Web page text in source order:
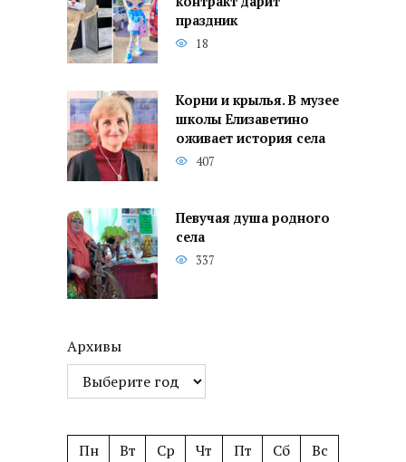
праздник
18
Корни и крылья. В музее
школы Елизаветино
оживает история села
407
Певучая душа родного
села
337
Архивы
Пн Вт Ср Чт Пт Сб
Вс